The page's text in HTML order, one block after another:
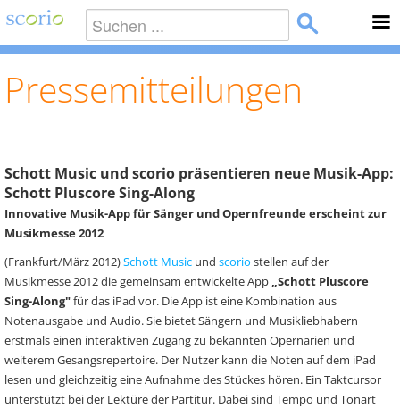
Pressemitteilungen
Schott Music und scorio präsentieren neue Musik-App:
Schott Pluscore Sing-Along
Innovative Musik-App für Sänger und Opernfreunde erscheint zur
Musikmesse 2012
(Frankfurt/März 2012)Schott Music und scorio stellen auf der
Musikmesse 2012 die gemeinsam entwickelte App „Schott Pluscore
Sing-Along"für das iPad vor. Die App ist eine Kombination aus
Notenausgabe und Audio. Sie bietet Sängern und Musikliebhabern
erstmals einen interaktiven Zugang zu bekannten Opernarien und
weiterem Gesangsrepertoire. Der Nutzer kann die Noten auf dem iPad
lesen und gleichzeitig eine Aufnahme des Stückes hören. Ein Taktcursor
unterstützt bei der Lektüre der Partitur. Dabei sind Tempo und Tonart